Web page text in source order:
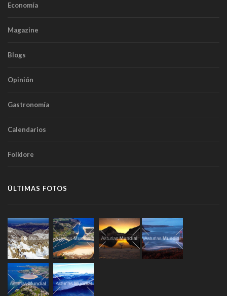
Economía
Magazine
Blogs
Opinión
Gastronomía
Calendarios
Folklore
ÚLTIMAS FOTOS